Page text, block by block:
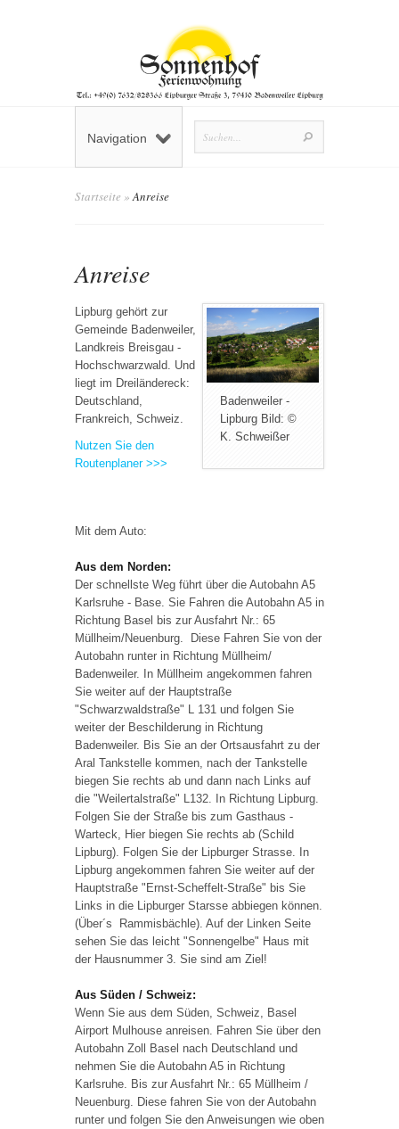
Navigation
Startseite » Anreise
Anreise
Lipburg gehört zur
Gemeinde Badenweiler,
Landkreis Breisgau -
Hochschwarzwald. Und
liegt im Dreiländereck:
Deutschland,
Frankreich, Schweiz.
Nutzen Sie den
Routenplaner >>>
Badenweiler -
Lipburg Bild: ©
K. Schweißer
Mit dem Auto:
Aus dem Norden:
Der schnellste Weg führt über die Autobahn A5
Karlsruhe - Base. Sie Fahren die Autobahn A5 in
Richtung Basel bis zur Ausfahrt Nr.: 65
Müllheim/Neuenburg. Diese Fahren Sie von der
Autobahn runter in Richtung Müllheim/
Badenweiler. In Müllheim angekommen fahren
Sie weiter auf der Hauptstraße
"Schwarzwaldstraße" L 131 und folgen Sie
weiter der Beschilderung in Richtung
Badenweiler. Bis Sie an der Ortsausfahrt zu der
Aral Tankstelle kommen, nach der Tankstelle
biegen Sie rechts ab und dann nach Links auf
die "Weilertalstraße" L132. In Richtung Lipburg.
Folgen Sie der Straße bis zum Gasthaus -
Warteck, Hier biegen Sie rechts ab (Schild
Lipburg). Folgen Sie der Lipburger Strasse. In
Lipburg angekommen fahren Sie weiter auf der
Hauptstraße "Ernst-Scheffelt-Straße" bis Sie
Links in die Lipburger Starsse abbiegen können.
(Über´s Rammisbächle). Auf der Linken Seite
sehen Sie das leicht "Sonnengelbe" Haus mit
der Hausnummer 3. Sie sind am Ziel!
Aus Süden / Schweiz:
Wenn Sie aus dem Süden, Schweiz, Basel
Airport Mulhouse anreisen. Fahren Sie über den
Autobahn Zoll Basel nach Deutschland und
nehmen Sie die Autobahn A5 in Richtung
Karlsruhe. Bis zur Ausfahrt Nr.: 65 Müllheim /
Neuenburg. Diese fahren Sie von der Autobahn
runter und folgen Sie den Anweisungen wie oben